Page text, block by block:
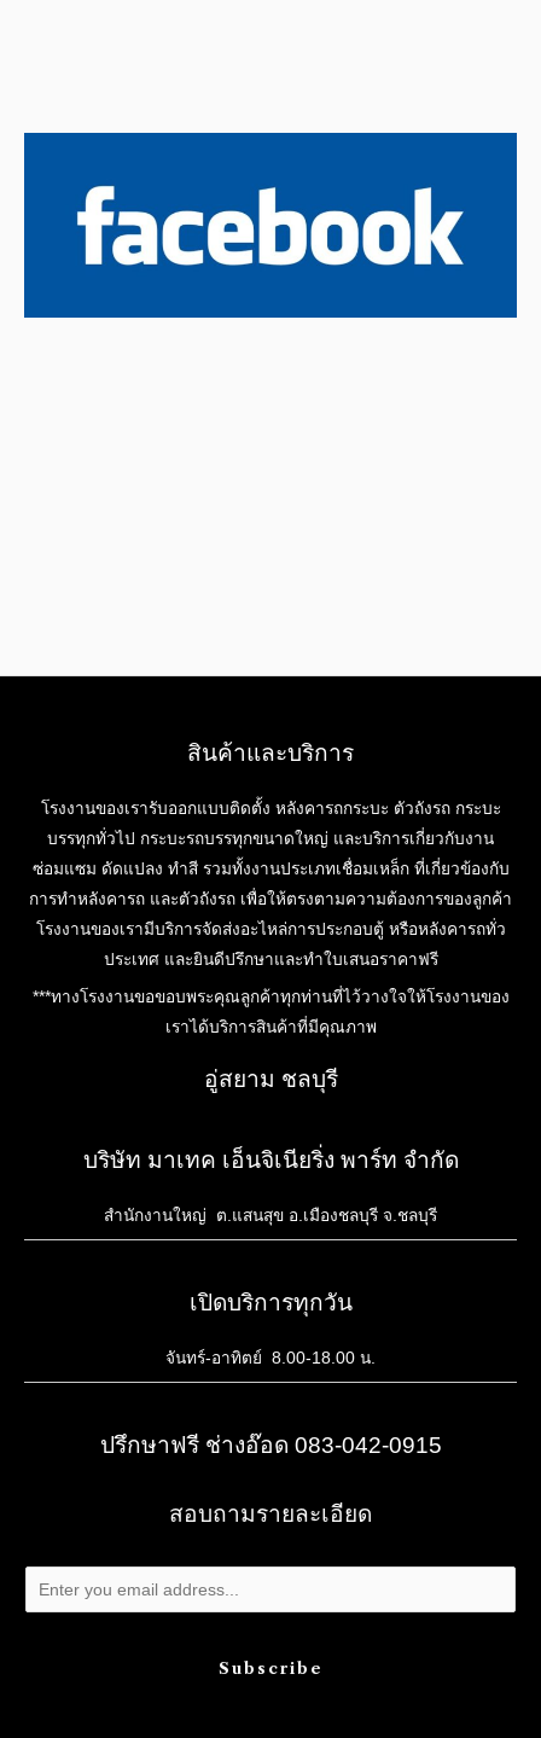
สินค้าและบริการ
โรงงานของเรารับออกแบบติดตั้ง หลังคารถกระบะ ตัวถังรถ กระบะ
บรรทุกทั่วไป กระบะรถบรรทุกขนาดใหญ่ และบริการเกี่ยวกับงาน
ซ่อมแซม ดัดแปลง ทำสี รวมทั้งงานประเภทเชื่อมเหล็ก ที่เกี่ยวข้องกับ
การทำหลังคารถ และตัวถังรถ เพื่อให้ตรงตามความต้องการของลูกค้า
โรงงานของเรามีบริการจัดส่งอะไหล่การประกอบตู้ หรือหลังคารถทั่ว
ประเทศ และยินดีปรึกษาและทำใบเสนอราคาฟรี
***ทางโรงงานขอขอบพระคุณลูกค้าทุกท่านที่ไว้วางใจให้โรงงานของ
เราได้บริการสินค้าที่มีคุณภาพ
อู่สยาม ชลบุรี
บริษัท มาเทค เอ็นจิเนียริ่ง พาร์ท จำกัด
สำนักงานใหญ่ ต.แสนสุข อ.เมืองชลบุรี จ.ชลบุรี
เปิดบริการทุกวัน
จันทร์-อาทิตย์ 8.00-18.00 น.
ปรึกษาฟรี ช่างอ๊อด 083-042-0915
สอบถามรายละเอียด
Subscribe